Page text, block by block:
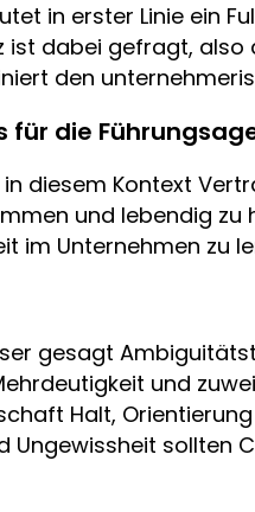
in erster Linie ein
ist dabei gefragt,
den
die
diesem Kontext
und lebendig zu
im Unternehmen zu
gesagt
und
Halt,
Ungewissheit sollten